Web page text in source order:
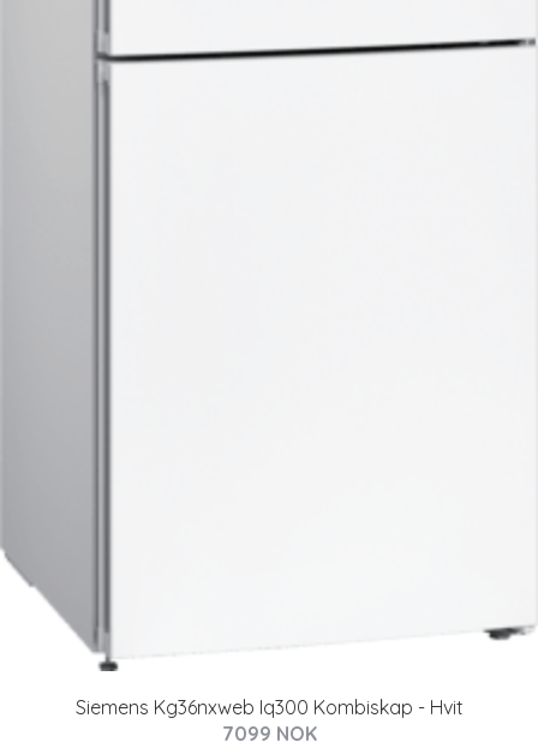
Siemens Kg36nxweb Iq300 Kombiskap - Hvit
7099 NOK